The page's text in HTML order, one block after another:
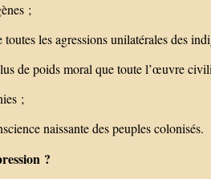
;
les agressions unilatérales des
de poids moral que toute l’œuvre
;
naissante des peuples colonisés.
?